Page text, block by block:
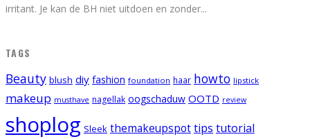
irritant. Je kan de BH niet uitdoen en zonder...
TAGS
Beauty blush diy fashion foundation haar howto lipstick
makeup musthave nagellak oogschaduw OOTD review
shoplog Sleek themakeupspottips tutorial